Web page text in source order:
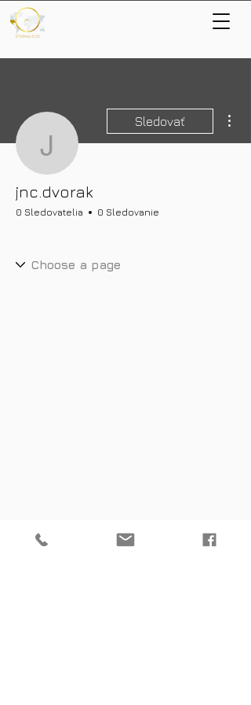
jnc.dvorak
Sledovať
jnc.dvorak
0 Sledovatelia 0 Sledovanie